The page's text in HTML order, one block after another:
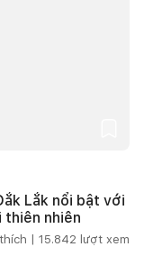
Lắk nổi bật với
nhiên
| 15.842 lượt xem